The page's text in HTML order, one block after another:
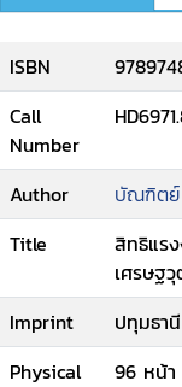
ISBN
Call
Number
Author
บัณฑิตย์
Title
สิทธิแร
เศรษฐ
Imprint
ปทุมธา
Physical
96 หน้า